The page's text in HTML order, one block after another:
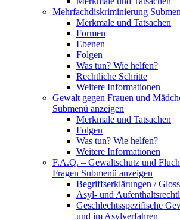
Mehrfachdiskriminierung
Merkmale und Tatsachen
Formen
Ebenen
Folgen
Was tun? Wie helfen?
Rechtliche Schritte
Weitere Informationen
Gewalt gegen Frauen und
Submenü anzeigen
Merkmale und Tatsachen
Folgen
Was tun? Wie helfen?
Weitere Informationen
F.A.Q. – Gewaltschutz und
Fragen Submenü anzeigen
Begriffserklärungen /
Asyl- und
Geschlechtsspezifische
und im Asylverfahren